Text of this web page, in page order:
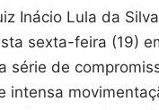
Inácio Lula da
sexta-feira (19)
série de
intensa